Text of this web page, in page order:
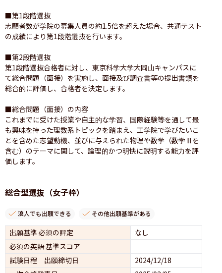
■第1段階選抜
志願者数が学院の募集人員の約1.5倍を超えた場合、共通テスト
の成績により第1段階選抜を行います。
■第2段階選抜
第1段階選抜合格者に対し、東京科学大学大岡山キャンパスに
て総合問題（面接）を実施し、面接及び調査書等の提出書類を
総合的に評価し、合格者を決定します。
■総合問題（面接）の内容
これまでに受けた授業や自主的な学習、国際経験等を通して最
も興味を持った理数系トピックを踏まえ、工学院で学びたいこ
とを含めた志望動機、並びに与えられた物理や数学（数学Ⅲを
含む）のテーマに関して、論理的かつ明快に説明する能力を評
価します。
総合型選抜（女子枠）
浪人でも出願できる その他出願基準がある
出願基準 必須の評定
なし
必須の英語 基準スコア
試験日程 出願締切日
2024/12/18